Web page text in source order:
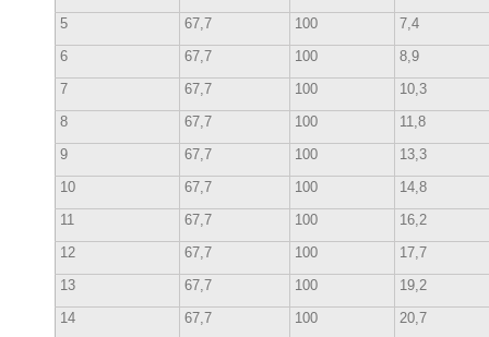
5
67,7 100
7,4
6
67,7 100
8,9
7
67,7 100
10,3
8
67,7 100
11,8
9
67,7 100
13,3
10
67,7 100
14,8
11
67,7 100
16,2
12
67,7 100
17,7
13
67,7 100
19,2
14
67,7 100
20,7